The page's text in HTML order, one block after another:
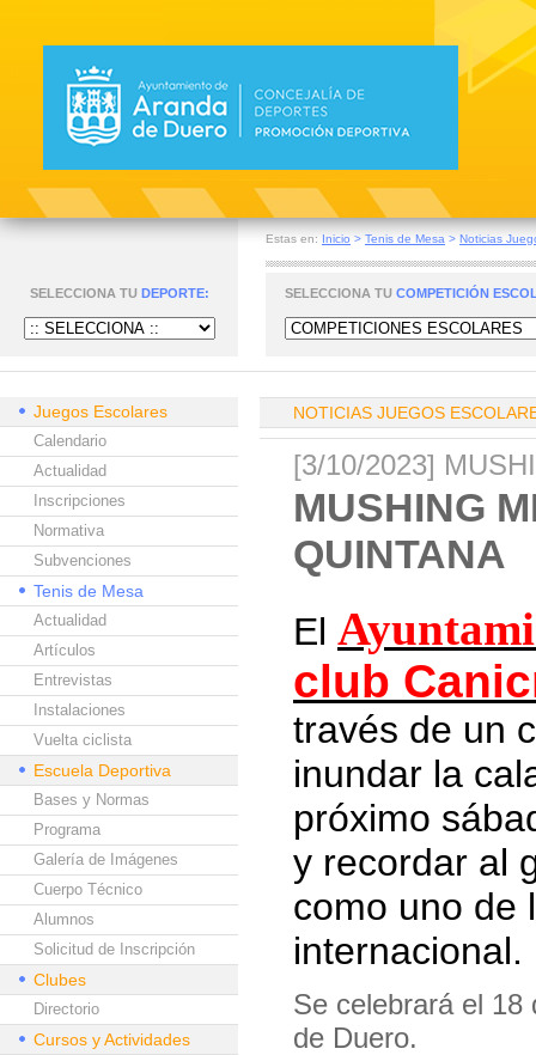
Estas en: Inicio > Tenis de Mesa > Noticias
SELECCIONA TU DEPORTE: SELECCIONA TU COMPETICIÓN
Juegos Escolares
Calendario
Actualidad
Inscripciones
Normativa
Subvenciones
Tenis de Mesa
Actualidad
Artículos
Entrevistas
Instalaciones
Vuelta ciclista
Escuela Deportiva
Bases y Normas
Programa
Galería de Imágenes
Cuerpo Técnico
Alumnos
Solicitud de Inscripción
Clubes
Directorio
Cursos y Actividades
NOTICIAS JUEGOS
[3/10/2023]
MUSHING
QUINTANA
El
club
través de un
inundar la
próximo
y recordar al
como uno de
internacional.
Se celebrará el 18
de Duero.